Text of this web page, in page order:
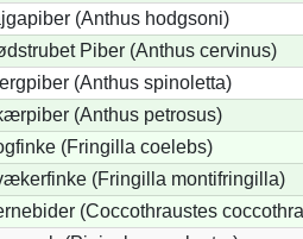
(Anthus hodgsoni)
Piber (Anthus cervinus)
(Anthus spinoletta)
(Anthus petrosus)
(Fringilla coelebs)
(Fringilla montifringilla)
(Coccothraustes